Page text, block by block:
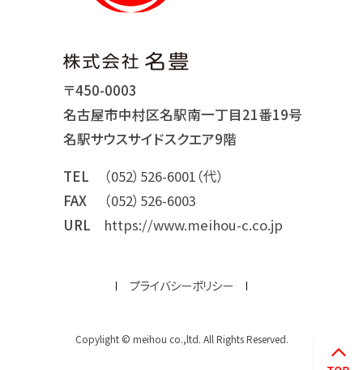
〒450-0003
名古屋市中村区名駅南一丁目21番19号
名駅サウスサイドスクエア9階
TEL
（052）526-6001（代）
FAX
（052）526-6003
URL
https://www.meihou-c.co.jp
プライバシーポリシー
Copylight © meihou co.,ltd. All Rights Reserved.